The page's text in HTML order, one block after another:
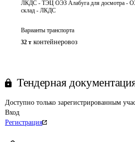
ЛКДС - ТЭЦ ОЭЗ Алабуга для досмотра -
склад - ЛКДС
Варианты транспорта
32 т контейнеровоз
Тендерная
Доступно только зарегистрированным
Вход
Регистрация